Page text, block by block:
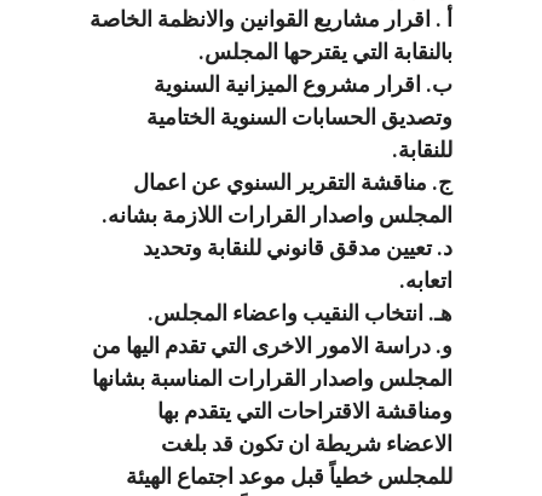
أ . اقرار مشاريع القوانين والانظمة الخاصة
بالنقابة التي يقترحها المجلس.
ب. اقرار مشروع الميزانية السنوية
وتصديق الحسابات السنوية الختامية
للنقابة.
ج. مناقشة التقرير السنوي عن اعمال
المجلس واصدار القرارات اللازمة بشانه.
د. تعيين مدقق قانوني للنقابة وتحديد
اتعابه.
هـ. انتخاب النقيب واعضاء المجلس.
و. دراسة الامور الاخرى التي تقدم اليها من
المجلس واصدار القرارات المناسبة بشانها
ومناقشة الاقتراحات التي يتقدم بها
الاعضاء شريطة ان تكون قد بلغت
للمجلس خطياً قبل موعد اجتماع الهيئة